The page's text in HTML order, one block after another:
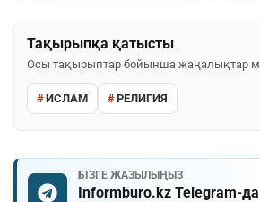
Тақырыпқа қатысты
Осы тақырыптар бойынша жаңалықтар
ИСЛАМ РЕЛИГИЯ
БІЗГЕ ЖАЗЫЛЫҢЫЗ
Informburo.kz Telegram-да